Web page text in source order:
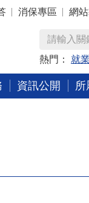
消保專區 網
熱門： 就業
資訊公開